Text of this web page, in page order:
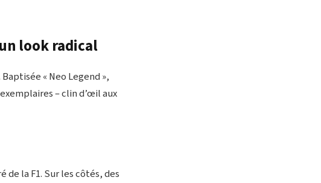
look radical
« Neo Legend »,
– clin d’œil aux
la F1. Sur les côtés, des